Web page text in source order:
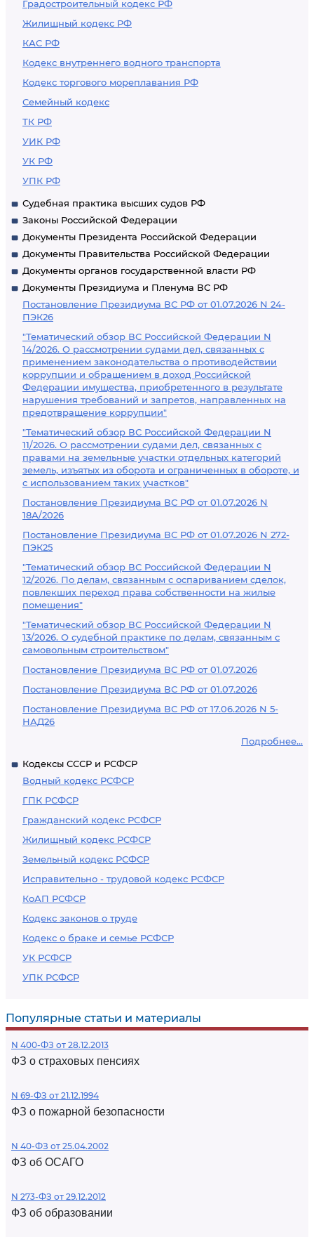
Градостроительный кодекс РФ
Жилищный кодекс РФ
КАС РФ
Кодекс внутреннего водного транспорта
Кодекс торгового мореплавания РФ
Семейный кодекс
ТК РФ
УИК РФ
УК РФ
УПК РФ
Судебная практика высших судов РФ
Законы Российской Федерации
Документы Президента Российской Федерации
Документы Правительства Российской Федерации
Документы органов государственной власти РФ
Документы Президиума и Пленума ВС РФ
Постановление Президиума ВС РФ от 01.07.2026 N 24-
ПЭК26
"Тематический обзор ВС Российской Федерации N
14/2026. О рассмотрении судами дел, связанных с
применением законодательства о противодействии
коррупции и обращением в доход Российской
Федерации имущества, приобретенного в результате
нарушения требований и запретов, направленных на
предотвращение коррупции"
"Тематический обзор ВС Российской Федерации N
11/2026. О рассмотрении судами дел, связанных с
правами на земельные участки отдельных категорий
земель, изъятых из оборота и ограниченных в обороте, и
с использованием таких участков"
Постановление Президиума ВС РФ от 01.07.2026 N
18А/2026
Постановление Президиума ВС РФ от 01.07.2026 N 272-
ПЭК25
"Тематический обзор ВС Российской Федерации N
12/2026. По делам, связанным с оспариванием сделок,
повлекших переход права собственности на жилые
помещения"
"Тематический обзор ВС Российской Федерации N
13/2026. О судебной практике по делам, связанным с
самовольным строительством"
Постановление Президиума ВС РФ от 01.07.2026
Постановление Президиума ВС РФ от 01.07.2026
Постановление Президиума ВС РФ от 17.06.2026 N 5-
НАД26
Подробнее...
Кодексы СССР и РСФСР
Водный кодекс РСФСР
ГПК РСФСР
Гражданский кодекс РСФСР
Жилищный кодекс РСФСР
Земельный кодекс РСФСР
Исправительно - трудовой кодекс РСФСР
КоАП РСФСР
Кодекс законов о труде
Кодекс о браке и семье РСФСР
УК РСФСР
УПК РСФСР
Популярные статьи и материалы
N 400-ФЗ от 28.12.2013
ФЗ о страховых пенсиях
N 69-ФЗ от 21.12.1994
ФЗ о пожарной безопасности
N 40-ФЗ от 25.04.2002
ФЗ об ОСАГО
N 273-ФЗ от 29.12.2012
ФЗ об образовании